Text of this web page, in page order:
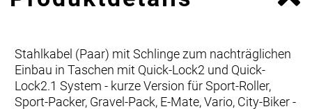
Stahlkabel (Paar) mit Schlinge zum nachträglichen
Einbau in Taschen mit Quick-Lock2 und Quick-
Lock2.1 System - kurze Version für Sport-Roller,
Sport-Packer, Gravel-Pack, E-Mate, Vario, City-Biker -